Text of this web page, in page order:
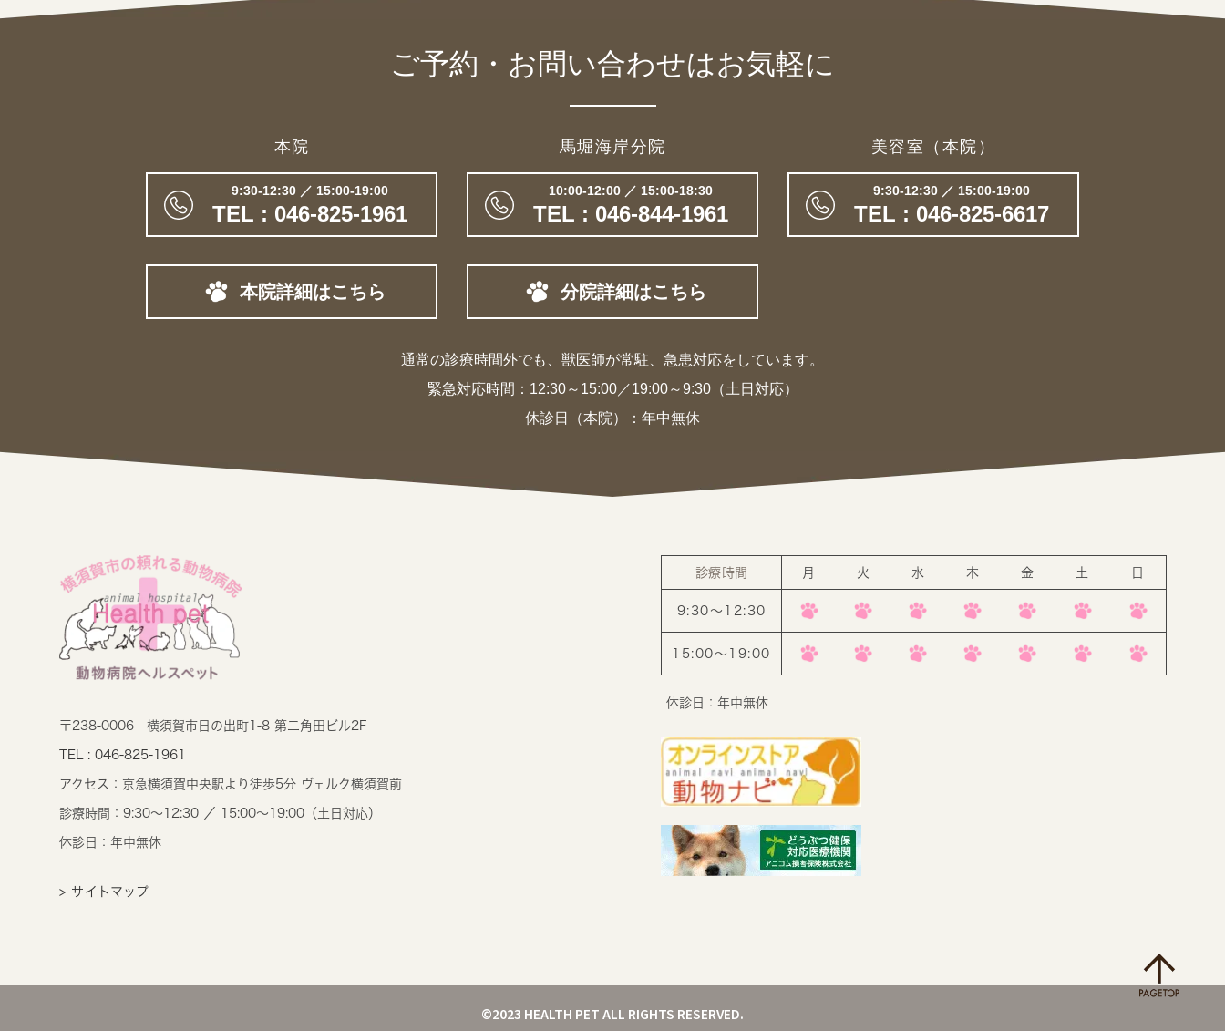
ご予約・お問い合わせはお気軽に
本院
9:30-12:30 ／ 15:00-19:00
TEL : 046-825-1961
本院詳細はこちら
馬堀海岸分院
10:00-12:00 ／ 15:00-18:30
TEL : 046-844-1961
分院詳細はこちら
美容室（本院）
9:30-12:30 ／ 15:00-19:00
TEL : 046-825-6617
通常の診療時間外でも、獣医師が常駐、 急患対応をしています。
緊急対応時間： 12:30～15:00／19:00～9:30（土日対応）
休診日（本院）：年中無休
〒238-0006 横須賀市日の出町1-8 第二角田ビル2F
TEL : 046-825-1961
アクセス： 京急横須賀中央駅より徒歩5分 ヴェルク横須賀前
診療時間： 9:30～12:30 ／ 15:00～19:00（土日対応）
休診日：年中無休
> サイトマップ
診療時間 月 火 水 木 金 土 日
9:30〜12:30
15:00〜19:00
休診日：年中無休
©2023 HEALTH PET ALL RIGHTS RESERVED.